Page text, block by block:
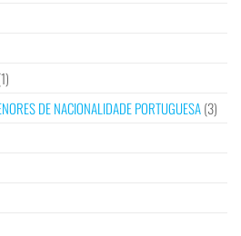
DE NACIONALIDADE PORTUGUESA(3)